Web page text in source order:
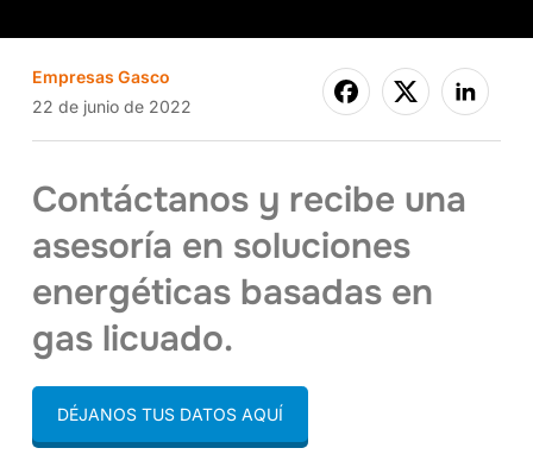
Empresas Gasco
22 de junio de 2022
Contáctanos y recibe una
asesoría en soluciones
energéticas basadas en
gas licuado.
DÉJANOS TUS DATOS AQUÍ